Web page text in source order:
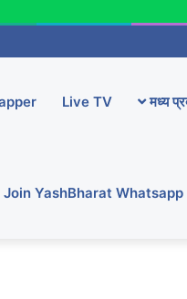
Live TV मध्य
Join YashBharat Whatsapp